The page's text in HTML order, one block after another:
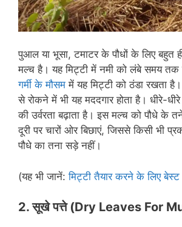
पुआल या भूसा, टमाटर के पौधों के लिए बहुत
मल्च है। यह मिट्टी में नमी को लंबे समय तक
गर्मी के मौसम में यह मिट्टी को ठंडा रखता
से रोकने में भी यह मददगार होता है। धीरे-
की उर्वरता बढ़ाता है। इस मल्च को पौधे के
दूरी पर चारों ओर बिछाएं, जिससे किसी भी
पौधे का तना सड़े नहीं।
(यह भी जानें:मिट्टी तैयार करने के लिए बेस्ट
2. सूखेपत्ते(Dry Leaves For